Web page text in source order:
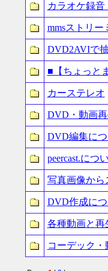
カラオケ録
mmsストリ
DVD2AVIで
■【ちょっと
カーステレオ
DVD・動画
DVD編集に
peercast.につ
写真画像から
DVD作成に
各種動画と再
コーデック・